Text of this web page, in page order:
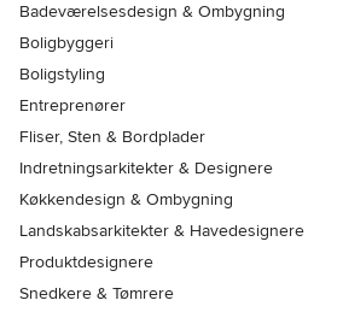
Badeværelsesdesign & Ombygning
Boligbyggeri
Boligstyling
Entreprenører
Fliser, Sten & Bordplader
Indretningsarkitekter & Designere
Køkkendesign & Ombygning
Landskabsarkitekter & Havedesignere
Produktdesignere
Snedkere & Tømrere